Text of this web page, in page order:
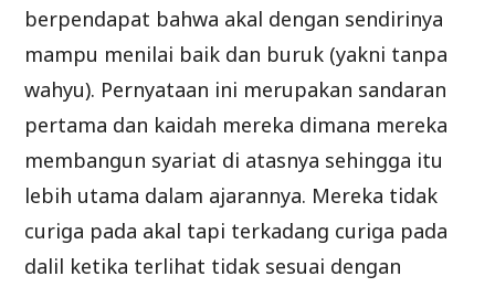
berpendapat bahwa akal dengan sendirinya
mampu menilai baik dan buruk (yakni tanpa
wahyu). Pernyataan ini merupakan sandaran
pertama dan kaidah mereka dimana mereka
membangun syariat di atasnya sehingga itu
lebih utama dalam ajarannya. Mereka tidak
curiga pada akal tapi terkadang curiga pada
dalil ketika terlihat tidak sesuai dengan